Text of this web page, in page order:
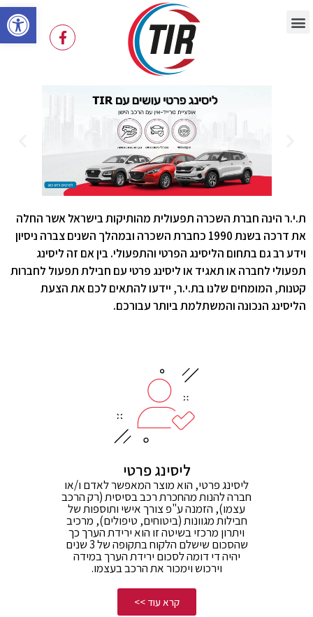
ת.י.ר הינה חברת השכרה תפעולית מהותיקות בישראל אשר החלה
את דרכה בשנת 1990 כחברת השכרה ובמהלך השנים צברה ניסיון
וידע רב גם בתחום הליסינג הפרטי והתפעולי. בין אם זה ליסינג
תפעולי לחברה או תאגיד או ליסינג פרטי עם חבילת תפעול לחברות
קטנות, המומחים שלנו בת.י.ר, יידעו להתאים לכם את הצעת
הליסינג הנכונה והמשתלמת ביותר עבורכם.
ליסינג פרטי
ליסינג פרטי, הוא מוצר המאפשר לאדם ו/או
חברה להנות מהחכרת רכב בסיסית (רק הרכב
עצמו), הזמנה ע"פ צורך אישי ותוספות של
חבילות מגוונות (ביטוחים, טיפולים), מרכיב
ויתרון מרכזי בשיטה זו הוא ירידת הערך כך
שהסכום שישלם הלקוח בתקופה של 3 שנים
יהיה די דומה לסכום ירידת הערך במידה
וירכוש וימכור את הרכב בעצמו.
קרא עוד >>